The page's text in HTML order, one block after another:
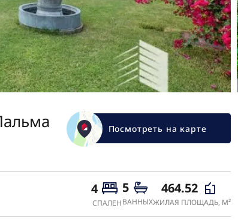
Посмотреть на карте
4
СПАЛЕН
5
ВАННЫХ
464.52
ЖИЛАЯ ПЛОЩАДЬ, М²